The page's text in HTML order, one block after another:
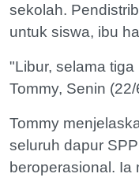
sekolah.
untuk siswa, ibu
"Libur, selama
Tommy, Senin
Tommy
seluruh dapur
beroperasional. Ia